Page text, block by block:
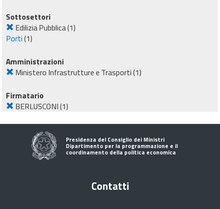
Sottosettori
Edilizia Pubblica(1)
Porti(1)
Amministrazioni
Ministero Infrastrutture e Trasporti(1)
Firmatario
BERLUSCONI(1)
Presidenza del Consiglio dei Ministri
Dipartimento per la programmazione e il
coordinamento della politica economica
Contatti